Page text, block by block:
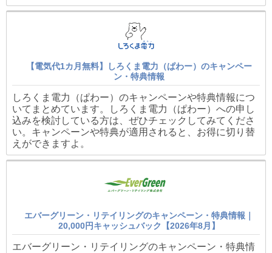
【電気代1カ月無料】しろくま電力（ぱわー）のキャンペー
ン・特典情報
しろくま電力（ぱわー）のキャンペーンや特典情報につ
いてまとめています。しろくま電力（ぱわー）への申し
込みを検討している方は、ぜひチェックしてみてくださ
い。キャンペーンや特典が適用されると、お得に切り替
えができますよ。
エバーグリーン・リテイリングのキャンペーン・特典情報｜
20,000円キャッシュバック【2026年8月】
エバーグリーン・リテイリングのキャンペーン・特典情